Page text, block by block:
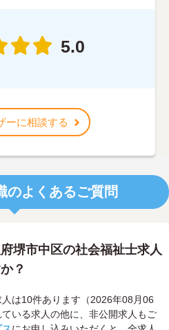
5.0
ーに相談する
のよくあるご質問
堺市中区の社会福祉士求人
？
は10件あります（2026年08月06
いる求人の他に、非公開求人もご